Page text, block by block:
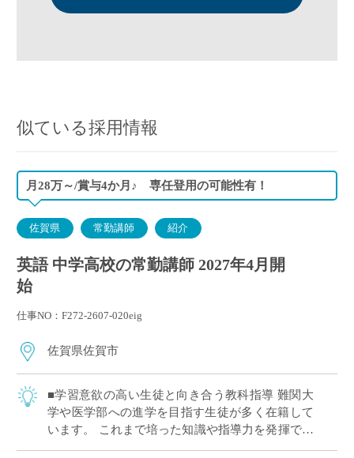
似ている採用情報
月28万～/賞与4か月♪ 専任登用の可能性有！
佐賀県 常勤講師 紹介
英語 中学高校の常勤講師 2027年4月開
始
仕事NO：F272-2607-020eig
佐賀県佐賀市
■学習意欲の高い生徒と向き合う教科指導 難関大
学や医学部への進学を目指す生徒が多く在籍して
います。 これまで培った知識や指導力を発揮でき
る環境です！ ■新卒：約280,000円/月、賞与4か月